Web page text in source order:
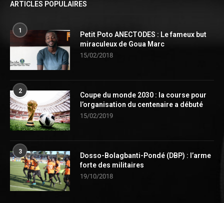
ARTICLES POPULAIRES
1
Petit Poto ANECTODES : Le fameux but
miraculeux de Goua Marc
15/02/2018
2
Coupe du monde 2030 : la course pour
l’organisation du centenaire a débuté
15/02/2019
3
Dosso-Bolagbanti-Pondé (DBP) : l’arme
forte des militaires
19/10/2018